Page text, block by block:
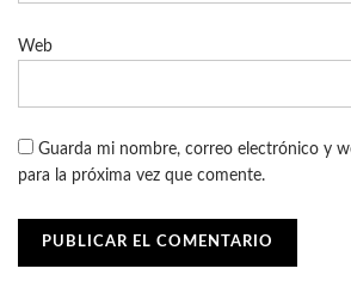
Web
Guarda mi nombre, correo electrónico y
para la próxima vez que comente.